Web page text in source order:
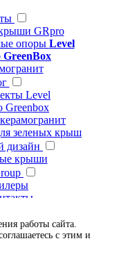
работы сайта.
с этим и
GRpro
опоры Level
GreenBox
Level
Greenbox
зеленых крыш
дизайн
крыши
работы
крышах